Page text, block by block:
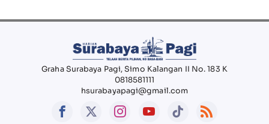
Graha Surabaya Pagi, Simo Kalangan II No. 183 K
0818581111
hsurabayapagi@gmail.com